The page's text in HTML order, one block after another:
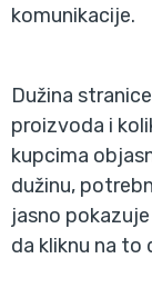
komunikacije.
Dužina
proizvoda i
kupcima
dužinu,
jasno
da kliknu na to